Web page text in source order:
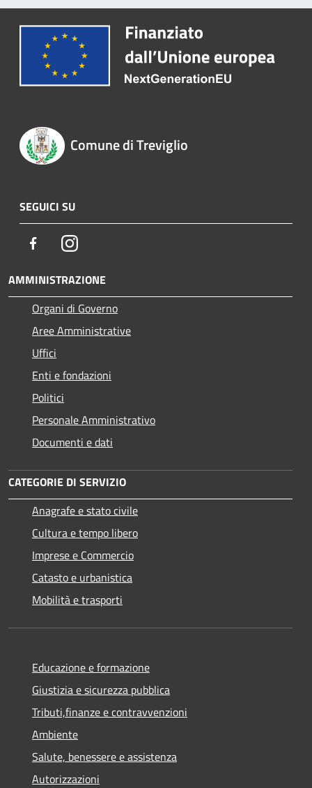
Comune di Treviglio
SEGUICI SU
FacebookInstagram
AMMINISTRAZIONE
Organi di Governo
Aree Amministrative
Uffici
Enti e fondazioni
Politici
Personale Amministrativo
Documenti e dati
CATEGORIE DI SERVIZIO
Anagrafe e stato civile
Cultura e tempo libero
Imprese e Commercio
Catasto e urbanistica
Mobilità e trasporti
Educazione e formazione
Giustizia e sicurezza pubblica
Tributi,finanze e contravvenzioni
Ambiente
Salute, benessere e assistenza
Autorizzazioni